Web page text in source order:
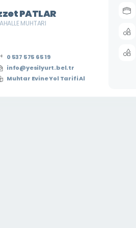
PATLAR
MUHTARI
0 537 575 65 19
info@yesilyurt.bel.tr
Muhtar Evine Yol Tarifi Al